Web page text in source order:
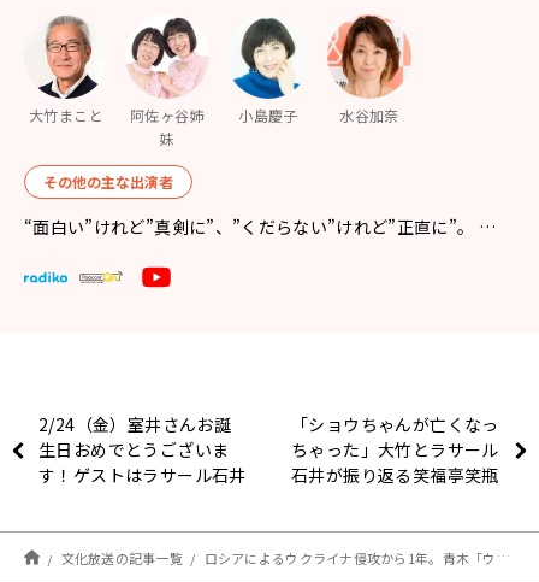
大竹まこと
阿佐ヶ谷姉
妹
小島慶子 水谷加奈
その他の主な出演者
“面白い”けれど”真剣に”、”くだらない”けれど”正直に”。 …
2/24（金）室井さんお誕
生日おめでとうございま
す！ゲストはラサール石井
「ショウちゃんが亡くなっ
ちゃった」大竹とラサール
石井が振り返る笑福亭笑瓶
文化放送の記事一覧 ロシアによるウクライナ侵攻から1年。青木「ウクライナの人たちは実は2014年からもう、戦時なんだと言っている」